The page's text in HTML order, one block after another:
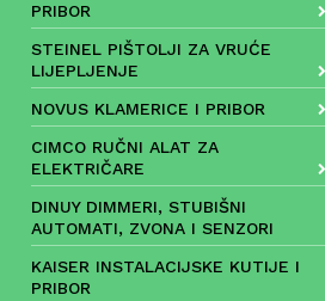
PRIBOR
STEINEL PIŠTOLJI ZA VRUĆE
LIJEPLJENJE
NOVUS KLAMERICE I PRIBOR
CIMCO RUČNI ALAT ZA
ELEKTRIČARE
DINUY DIMMERI, STUBIŠNI
AUTOMATI, ZVONA I SENZORI
KAISER INSTALACIJSKE KUTIJE I
PRIBOR